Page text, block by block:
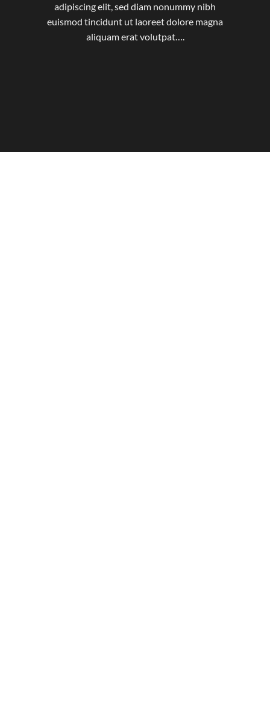
adipiscing elit, sed diam nonummy nibh
euismod tincidunt ut laoreet dolore magna
aliquam erat volutpat….